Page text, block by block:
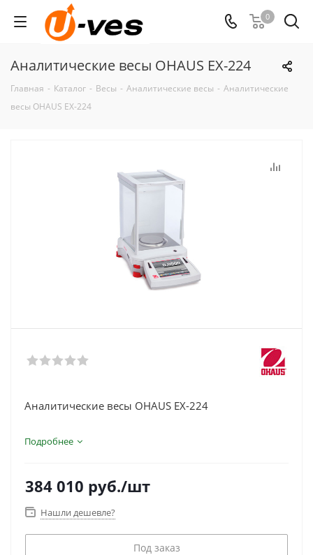
0
Аналитические весы OHAUS EX-224
Главная - Каталог - Весы - Аналитические весы - Аналитические
весы OHAUS EX-224
Аналитические весы OHAUS EX-224
Подробнее
384 010 руб./шт
Нашли дешевле?
Под заказ